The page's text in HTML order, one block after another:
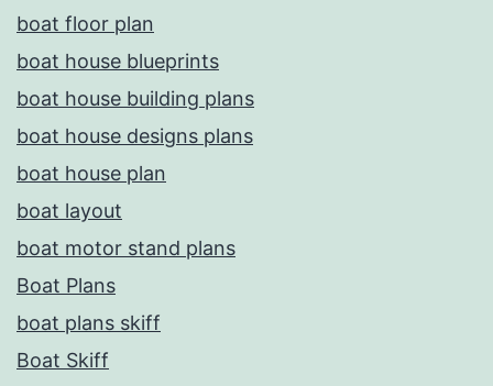
boat floor plan
boat house blueprints
boat house building plans
boat house designs plans
boat house plan
boat layout
boat motor stand plans
Boat Plans
boat plans skiff
Boat Skiff